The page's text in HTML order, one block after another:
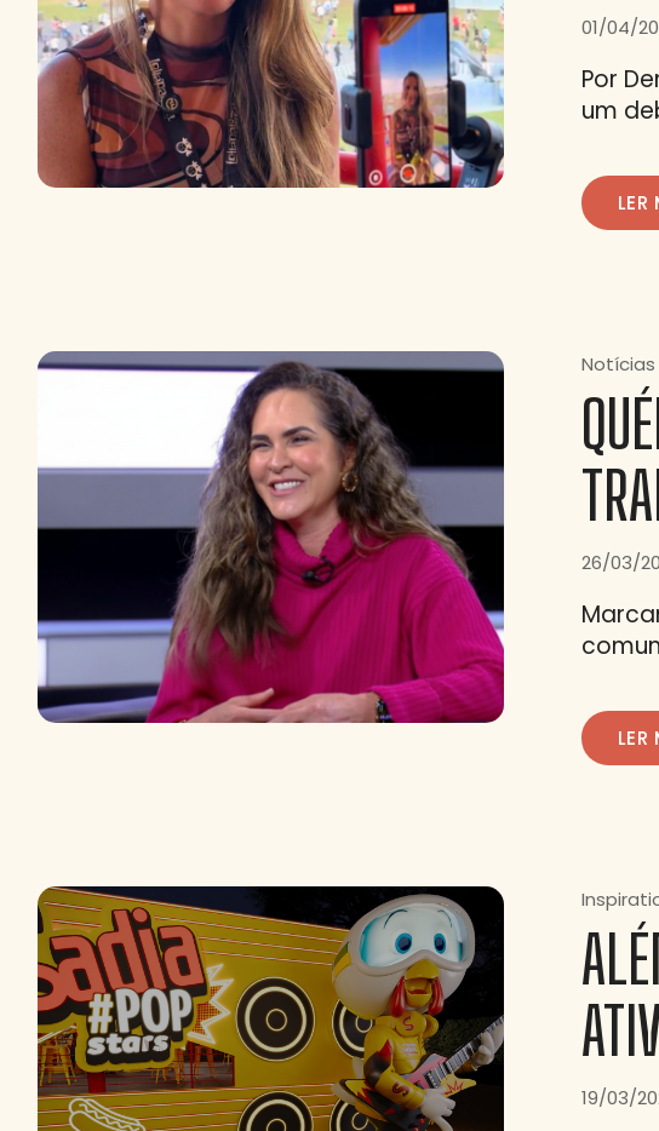
01/04/
Por
um
LER
Notícias
26/03/
LER
19/03/